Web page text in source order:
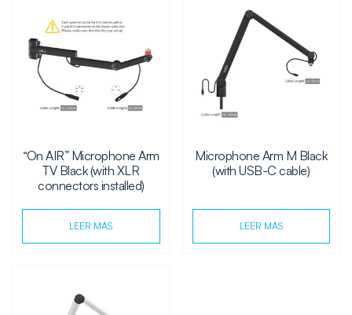
“On AIR” Microphone Arm
TV Black (with XLR
connectors installed)
LEER MÁS
Microphone Arm M Black
(with USB-C cable)
LEER MÁS